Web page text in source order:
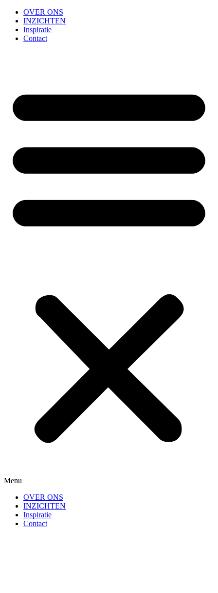
OVER ONS
INZICHTEN
Inspiratie
Contact
Menu
OVER ONS
INZICHTEN
Inspiratie
Contact